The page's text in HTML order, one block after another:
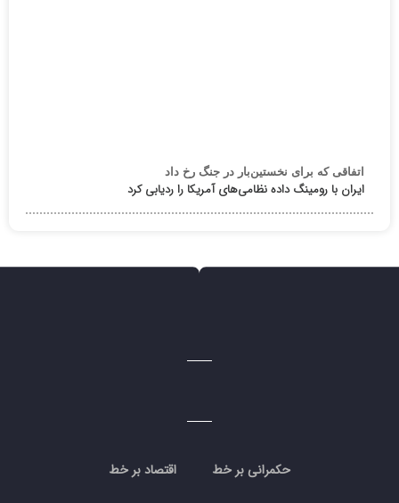
اتفاقی که برای نخستین‌بار در جنگ رخ داد
ایران با رومینگ داده نظامی‌های آمریکا را ردیابی کرد
حکمرانی بر خط اقتصاد بر خط